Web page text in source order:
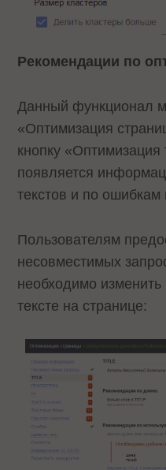
Рекомендации по
Данный функционал
«Оптимизация
кнопку «Оптимизация
появляется
текстов и по ошибкам
Пользователям
несовместимых
необходимо
тексте на странице: